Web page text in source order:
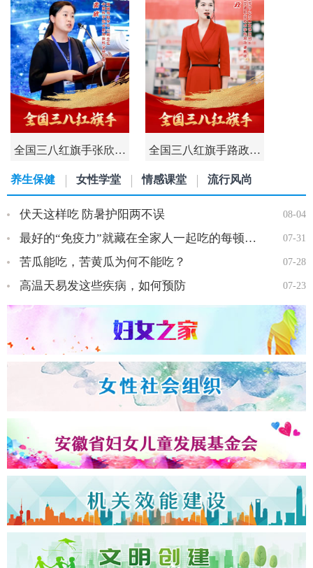
全国三八红旗手张欣… 全国三八红旗手路政…
全国三八红旗手王会知…
全国三八红旗手李丹…
养生保健 女性学堂 情感课堂 流行风尚
08-04
伏天这样吃 防暑护阳两不误
07-31
最好的“免疫力”就藏在全家人一起吃的每顿饭里…
07-28
苦瓜能吃，苦黄瓜为何不能吃？
07-23
高温天易发这些疾病，如何预防